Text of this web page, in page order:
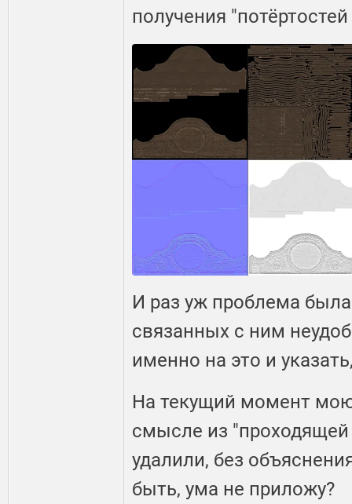
получения
И раз уж проблема
связанных с ним
именно на это и
На текущий момент
смысле из
удалили, без
быть, ума не приложу?